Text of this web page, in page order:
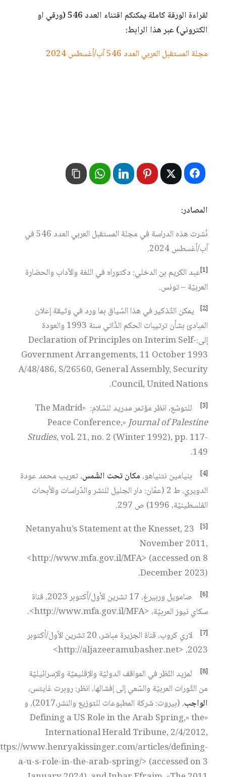
لقراءة الورقة كاملة يمكنكم اقتناء العدد 546 (ورقي او
الكتروني) عبر هذا الرابط:
مجلة المستقبل العربي العدد 546 آب/أغسطس 2024
المصادر:
نُشرت هذه الدراسة في مجلة المستقبل العربي العدد 546 في
آب/أغسطس 2024.
[1] عبد الكريم بن الدخلي: دكتوراه في اللغة والآداب والحضارة
العربيّة – تونس.
[2]
يمكن التّذكير في هذا السّياق بما ورد في وثيقة إعلان
المبادئ بشأن ترتيبات الحكم الذّاتي سنة 1993 والعودة
إلى:Declaration of Principles on Interim Self-
Government Arrangements, 11 October 1993
A/48/486, S/26560, General Assembly, Security
Council, United Nations.
[3]
للتوسّع، انظر مؤتمر مدريد للسّلام: «The Madrid
Peace Conference,»Journal of Palestine
Studies, vol. 21, no. 2 (Winter 1992), pp. 117-
149.
[4] بنيامين نتنياهو، مكان تحت الشّمس، تعريب محمد عودة
الدويري، ط 2 (عمّان: دار الجليل للنشر والدّراسات والأبحاث
الفلسطينيّة، 1996) ص 297.
[5]
Netanyahu’s Statement at the Knesset, 23
November 2011,
<http://www.mfa.gov.il/MFA> (accessed on 8
December 2023).
[6]
صامويل وربيرغ، 17 تشرين الأول/أكتوبر 2023، قناة
سكاي نيوز العربيّة، <http://www.mfa.gov.il/MFA>.
[7]
لاري كروب، قناة الجزيرة مباشر، 20 تشرين الأول/أكتوبر
2023، <http://aljazeeramubasher.net>
[8]
لمزيد النّظر في المواقف الدوليّة والإقليميّة والإسرائيليّة
من الثّورات العربيّة والسّعي إلى إفشالها، انظر: روبرت غايتس،
الواجب
، (بيروت: شركة المطبوعات للتوزيع والنشر،2017)، و
«Defining a US Role in the Arab Spring,» the
International Herald Tribune, 2/4/2012,
www.henryakissinger.com/articles/defining-
a-u-s-role-in-the-arab-spring/> (accessed on 3